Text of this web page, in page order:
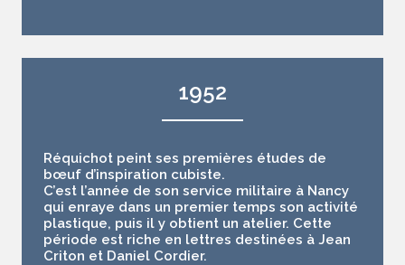
1952
Réquichot peint ses premières études de
bœuf d’inspiration cubiste.
C’est l’année de son service militaire à Nancy
qui enraye dans un premier temps son activité
plastique, puis il y obtient un atelier. Cette
période est riche en lettres destinées à Jean
Criton et Daniel Cordier.